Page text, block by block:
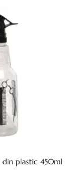
din plastic 450ml